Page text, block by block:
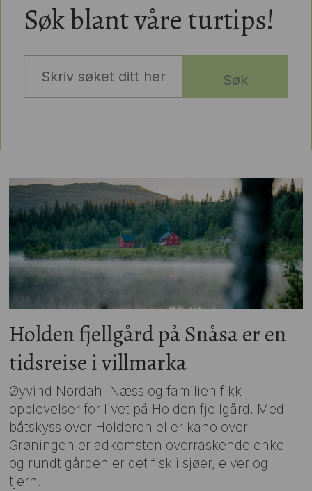
Søk blant våre turtips!
Søk
Holden fjellgård på Snåsa er en
tidsreise i villmarka
Øyvind Nordahl Næss og familien fikk
opplevelser for livet på Holden fjellgård. Med
båtskyss over Holderen eller kano over
Grøningen er adkomsten overraskende enkel
og rundt gården er det fisk i sjøer, elver og
tjern.